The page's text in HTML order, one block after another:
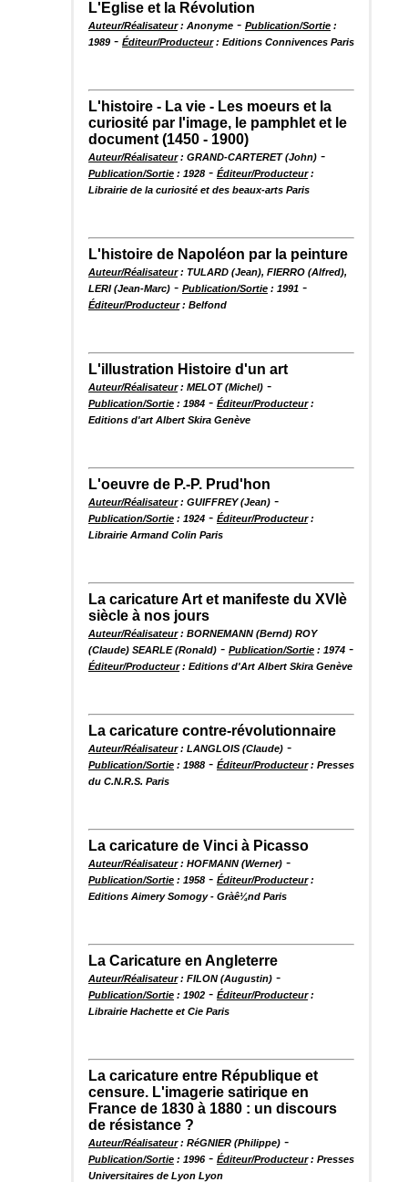
L'Eglise et la Révolution
Auteur/Réalisateur: Anonyme - Publication/Sortie :
1989 - Éditeur/Producteur: Editions Connivences Paris
L'histoire - La vie - Les moeurs et la
curiosité par l'image, le pamphlet et le
document (1450 - 1900)
Auteur/Réalisateur: GRAND-CARTERET (John) -
Publication/Sortie : 1928 - Éditeur/Producteur:
Librairie de la curiosité et des beaux-arts Paris
L'histoire de Napoléon par la peinture
Auteur/Réalisateur: TULARD (Jean), FIERRO (Alfred),
LERI (Jean-Marc) - Publication/Sortie : 1991 -
Éditeur/Producteur: Belfond
L'illustration Histoire d'un art
Auteur/Réalisateur: MELOT (Michel) -
Publication/Sortie : 1984 - Éditeur/Producteur:
Editions d'art Albert Skira Genève
L'oeuvre de P.-P. Prud'hon
Auteur/Réalisateur: GUIFFREY (Jean) -
Publication/Sortie : 1924 - Éditeur/Producteur:
Librairie Armand Colin Paris
La caricature Art et manifeste du XVIè
siècle à nos jours
Auteur/Réalisateur: BORNEMANN (Bernd) ROY
(Claude) SEARLE (Ronald) - Publication/Sortie : 1974 -
Éditeur/Producteur: Editions d'Art Albert Skira Genève
La caricature contre-révolutionnaire
Auteur/Réalisateur: LANGLOIS (Claude) -
Publication/Sortie : 1988 - Éditeur/Producteur: Presses
du C.N.R.S. Paris
La caricature de Vinci à Picasso
Auteur/Réalisateur: HOFMANN (Werner) -
Publication/Sortie : 1958 - Éditeur/Producteur:
Editions Aimery Somogy - Gràê¼nd Paris
La Caricature en Angleterre
Auteur/Réalisateur: FILON (Augustin) -
Publication/Sortie : 1902 - Éditeur/Producteur:
Librairie Hachette et Cie Paris
La caricature entre République et
censure. L'imagerie satirique en
France de 1830 à 1880 : un discours
de résistance ?
Auteur/Réalisateur: RéGNIER (Philippe) -
Publication/Sortie : 1996 - Éditeur/Producteur: Presses
Universitaires de Lyon Lyon